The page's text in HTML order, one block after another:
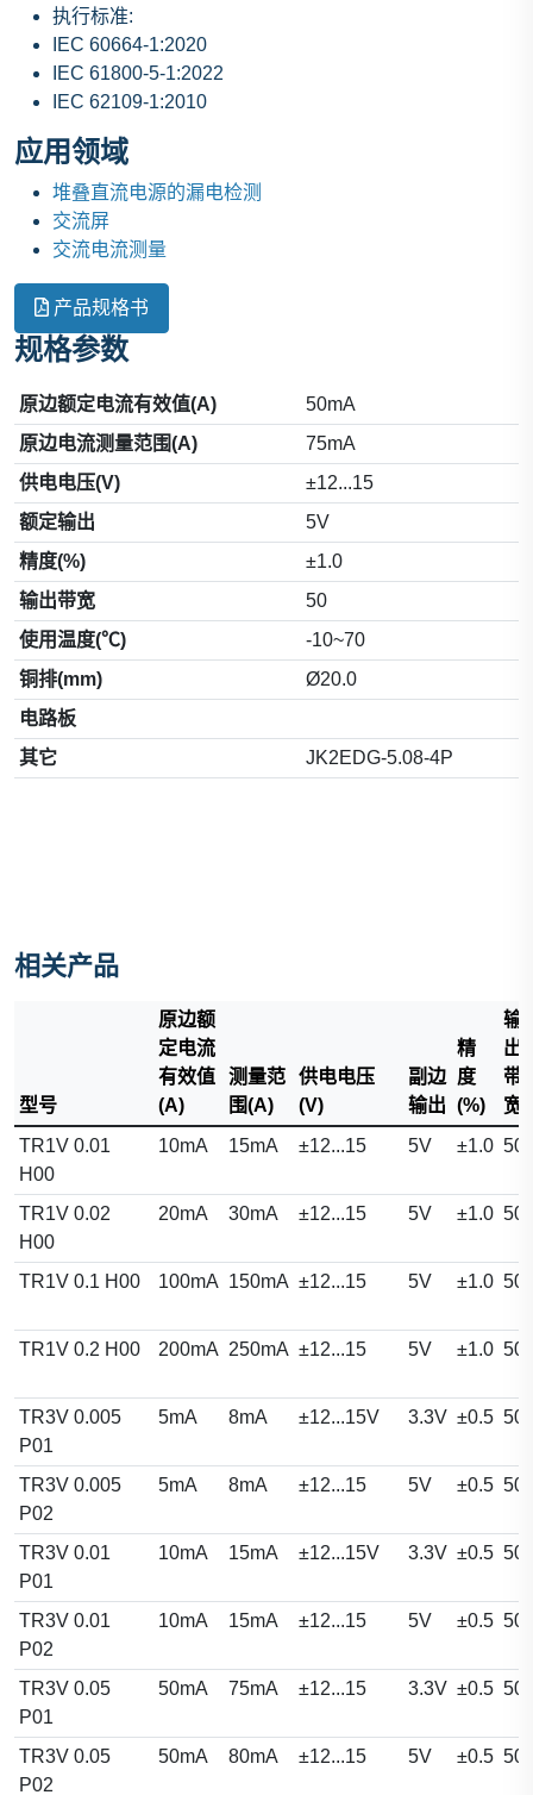
执行标准:
IEC 60664-1:2020
IEC 61800-5-1:2022
IEC 62109-1:2010
应用领域
堆叠直流电源的漏电检测
交流屏
交流电流测量
产品规格书
规格参数
原边额定电流有效值(A)
50mA
原边电流测量范围(A)
75mA
供电电压(V)
±12...15
额定输出
5V
精度(%)
±1.0
输出带宽
50
使用温度(℃)
-10~70
铜排(mm)
Ø20.0
电路板
其它
JK2EDG-5.08-4P
相关产品
型号
原边额
定电流
有效值
(A)
测量范
围(A)
供电电压
(V)
副边
输出
精
度
(%)
输
出
带
宽
TR1V 0.01
H00
10mA 15mA ±12...15 5V ±1.0 50
TR1V 0.02
H00
20mA 30mA ±12...15 5V ±1.0 50
TR1V 0.1 H00 100mA 150mA ±12...15 5V ±1.0 50
TR1V 0.2 H00 200mA 250mA ±12...15 5V ±1.0 50
TR3V 0.005
P01
5mA 8mA ±12...15V 3.3V ±0.5 50
TR3V 0.005
P02
5mA 8mA ±12...15 5V ±0.5 50
TR3V 0.01
P01
10mA 15mA ±12...15V 3.3V ±0.5 50
TR3V 0.01
P02
10mA 15mA ±12...15 5V ±0.5 50
TR3V 0.05
P01
50mA 75mA ±12...15 3.3V ±0.5 50
TR3V 0.05
P02
50mA 80mA ±12...15 5V ±0.5 50